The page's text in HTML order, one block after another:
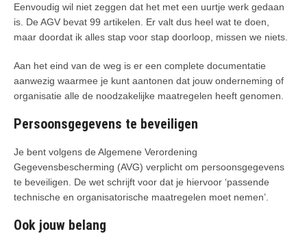
Eenvoudig wil niet zeggen dat het met een uurtje werk gedaan
is. De AGV bevat 99 artikelen. Er valt dus heel wat te doen,
maar doordat ik alles stap voor stap doorloop, missen we niets.
Aan het eind van de weg is er een complete documentatie
aanwezig waarmee je kunt aantonen dat jouw onderneming of
organisatie alle de noodzakelijke maatregelen heeft genomen.
Persoonsgegevens te beveiligen
Je bent volgens de Algemene Verordening
Gegevensbescherming (AVG) verplicht om persoonsgegevens
te beveiligen. De wet schrijft voor dat je hiervoor ‘passende
technische en organisatorische maatregelen moet nemen’.
Ook jouw belang